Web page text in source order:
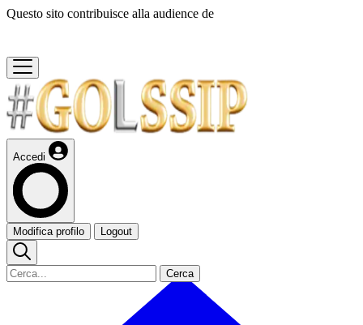
Questo sito contribuisce alla audience de
Accedi
Modifica profilo Logout
Cerca